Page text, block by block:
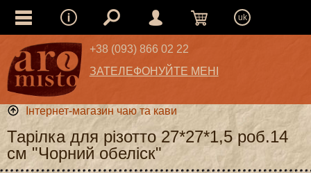
uk
+38 (093) 866 02 22
ЗАТЕЛЕФОНУЙТЕ МЕНІ
Інтернет-магазин чаю та кави
Тарілка для різотто 27*27*1,5 роб.14
см "Чорний обеліск"